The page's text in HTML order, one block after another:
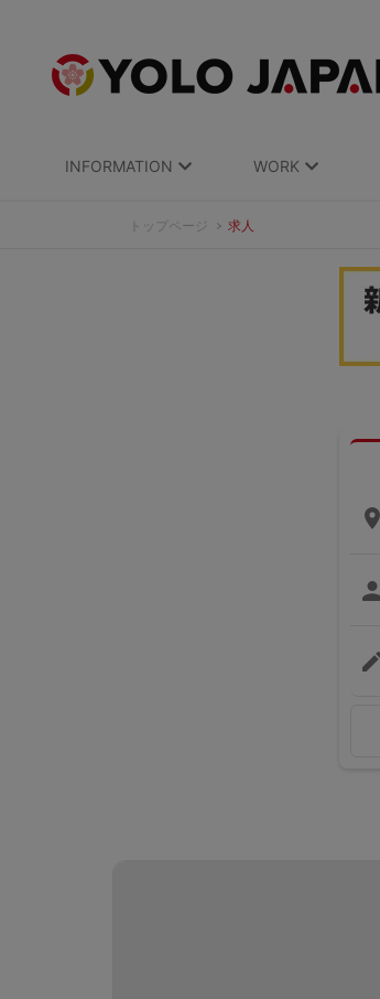
INFORMATION WORK
トップページ 求人